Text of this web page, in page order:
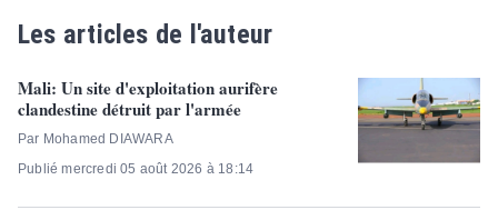
Les articles de l'auteur
Mali: Un site d'exploitation aurifère
clandestine détruit par l'armée
Par Mohamed DIAWARA
Publié mercredi 05 août 2026 à 18:14